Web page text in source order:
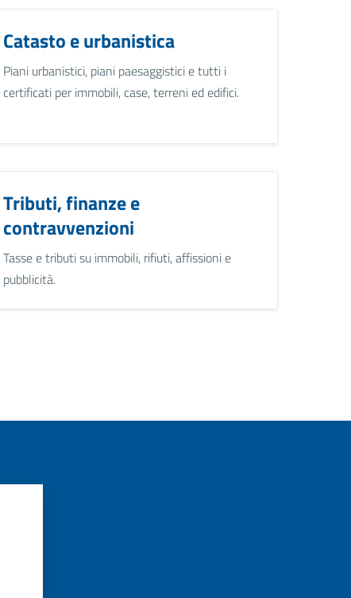
Catasto e urbanistica
Piani urbanistici, piani paesaggistici e tutti i
certificati per immobili, case, terreni ed edifici.
Tributi, finanze e
contravvenzioni
Tasse e tributi su immobili, rifiuti, affissioni e
pubblicità.